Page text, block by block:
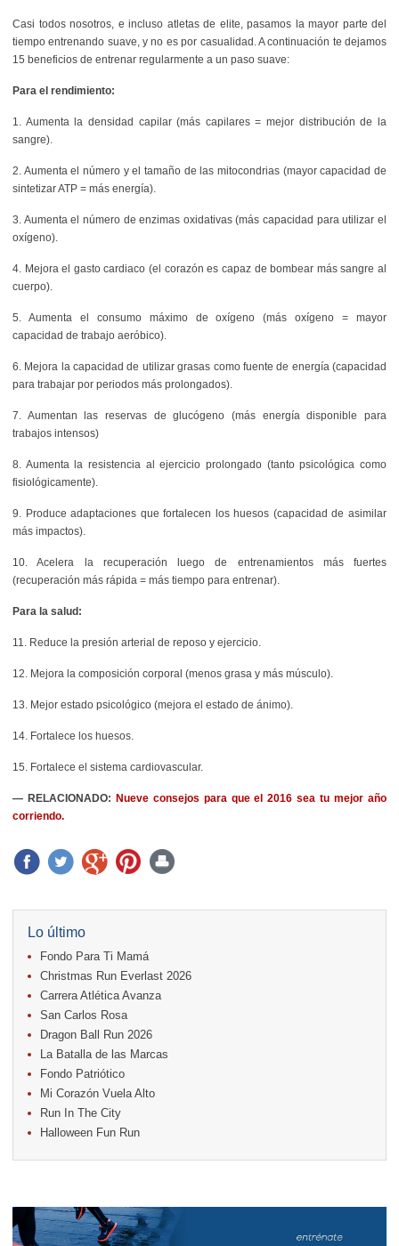
Casi todos nosotros, e incluso atletas de elite, pasamos la mayor parte del
tiempo entrenando suave, y no es por casualidad. A continuación te dejamos
15 beneficios de entrenar regularmente a un paso suave:
Para el rendimiento:
1. Aumenta la densidad capilar (más capilares = mejor distribución de la
sangre).
2. Aumenta el número y el tamaño de las mitocondrias (mayor capacidad de
sintetizar ATP = más energía).
3. Aumenta el número de enzimas oxidativas (más capacidad para utilizar el
oxígeno).
4. Mejora el gasto cardiaco (el corazón es capaz de bombear más sangre al
cuerpo).
5. Aumenta el consumo máximo de oxígeno (más oxígeno = mayor
capacidad de trabajo aeróbico).
6. Mejora la capacidad de utilizar grasas como fuente de energía (capacidad
para trabajar por periodos más prolongados).
7. Aumentan las reservas de glucógeno (más energía disponible para
trabajos intensos)
8. Aumenta la resistencia al ejercicio prolongado (tanto psicológica como
fisiológicamente).
9. Produce adaptaciones que fortalecen los huesos (capacidad de asimilar
más impactos).
10. Acelera la recuperación luego de entrenamientos más fuertes
(recuperación más rápida = más tiempo para entrenar).
Para la salud:
11. Reduce la presión arterial de reposo y ejercicio.
12. Mejora la composición corporal (menos grasa y más músculo).
13. Mejor estado psicológico (mejora el estado de ánimo).
14. Fortalece los huesos.
15. Fortalece el sistema cardiovascular.
— RELACIONADO: Nueve consejos para que el 2016 sea tu mejor año
corriendo.
Lo último
Fondo Para Ti Mamá
Christmas Run Everlast 2026
Carrera Atlética Avanza
San Carlos Rosa
Dragon Ball Run 2026
La Batalla de las Marcas
Fondo Patriótico
Mi Corazón Vuela Alto
Run In The City
Halloween Fun Run